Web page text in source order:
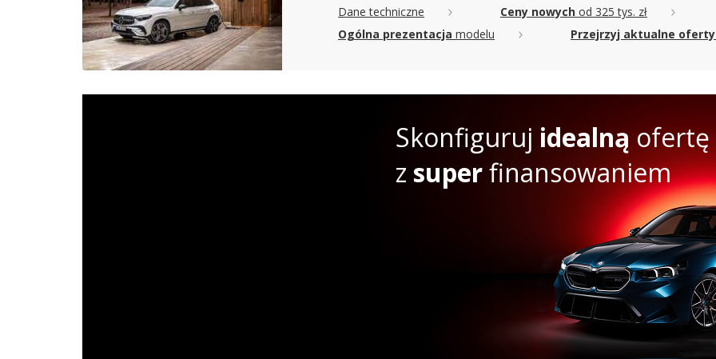
Dane techniczne Ceny nowych od 325 tys. zł
Ogólna prezentacja modelu Przejrzyj aktualne oferty
Skonfiguruj idealną ofertę
z superfinansowaniem